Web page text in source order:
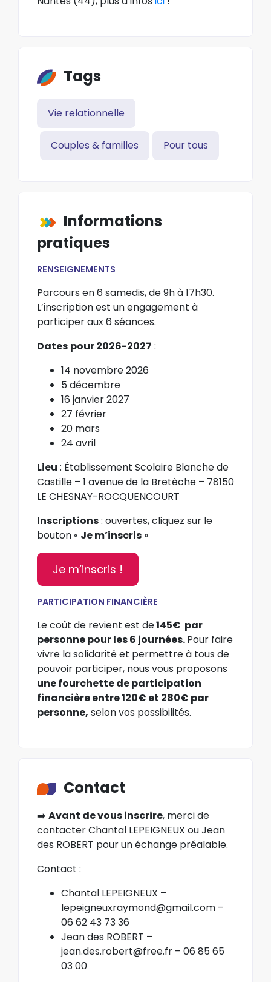
Tags
Vie relationnelle
Couples & familles Pour tous
Informations
pratiques
RENSEIGNEMENTS
Parcours en 6 samedis, de 9h à 17h30.
L’inscription est un engagement à
participer aux 6 séances.
Dates pour 2026-2027 :
14 novembre 2026
5 décembre
16 janvier 2027
27 février
20 mars
24 avril
Lieu : Établissement Scolaire Blanche de
Castille – 1 avenue de la Bretèche – 78150
LE CHESNAY-ROCQUENCOURT
Inscriptions: ouvertes, cliquez sur le
bouton « Je m’inscris »
Je m’inscris !
PARTICIPATION FINANCIÈRE
Le coût de revient est de145€ par
personne pour les 6 journées.Pour faire
vivre la solidarité et permettre à tous de
pouvoir participer, nous vous proposons
une fourchette de participation
financière entre 120€ et 280€ par
personne, selon vos possibilités.
Contact
➡️ Avant de vous inscrire, merci de
contacterChantal LEPEIGNEUX ou Jean
des ROBERT pour un échange préalable.
Contact :
Chantal LEPEIGNEUX –
lepeigneuxraymond@gmail.com –
06 62 43 73 36
Jean des ROBERT –
jean.des.robert@free.fr – 06 85 65
03 00